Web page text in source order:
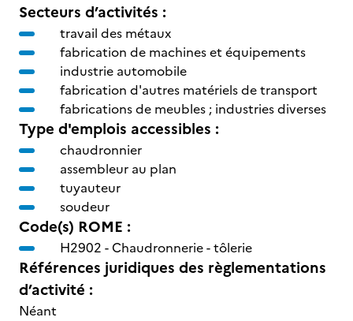
Secteurs d’activités :
travail des métaux
fabrication de machines et équipements
industrie automobile
fabrication d'autres matériels de transport
fabrications de meubles ; industries diverses
Type d'emplois accessibles :
chaudronnier
assembleur au plan
tuyauteur
soudeur
Code(s) ROME :
H2902 -Chaudronnerie - tôlerie
Références juridiques des règlementations
d’activité :
Néant